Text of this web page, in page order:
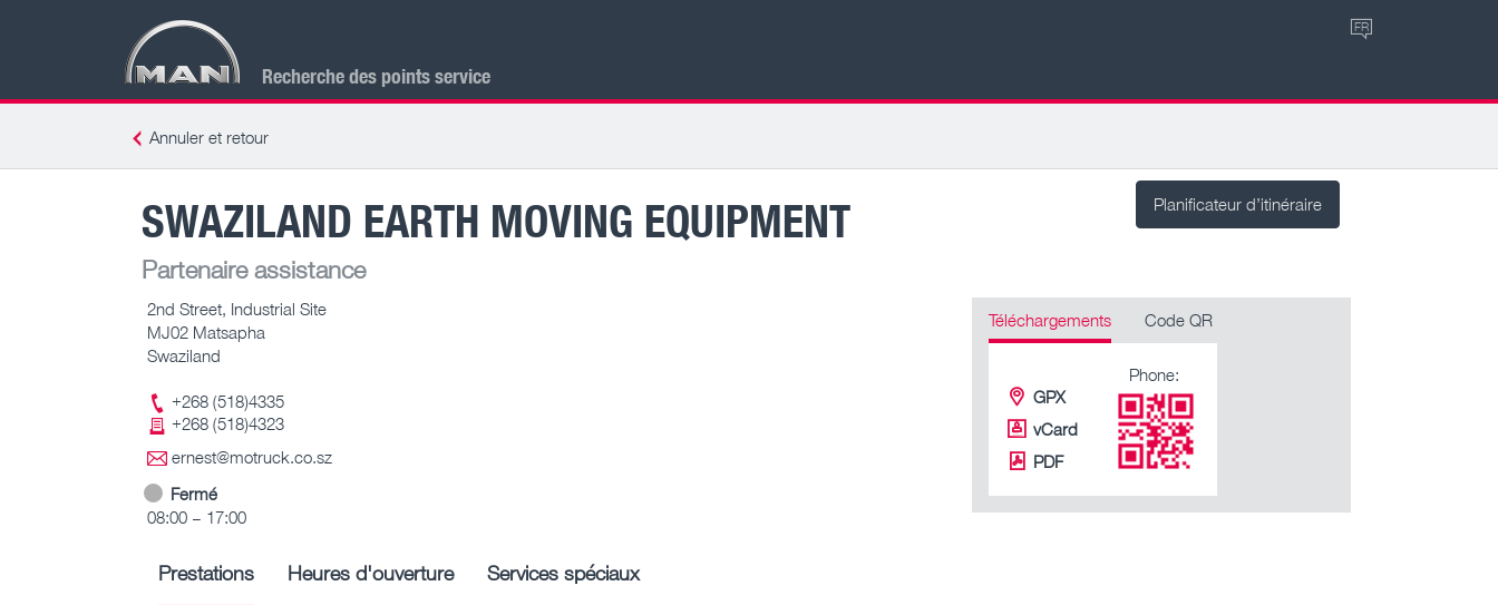
Recherche des points service
FR
Annuler et retour
Planificateur d’itinéraire
SWAZILAND EARTH MOVING EQUIPMENT
Partenaire assistance
2nd Street, Industrial Site
MJ02 Matsapha
Swaziland
+268 (518)4335
+268 (518)4323
ernest@motruck.co.sz
Fermé
08:00 – 17:00
Téléchargements Code QR
GPX
vCard
PDF
Phone:
Prestations Heures d'ouverture Services spéciaux